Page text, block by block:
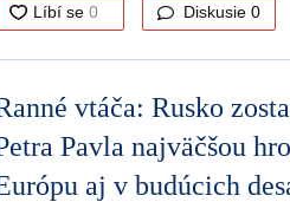
Diskusie 0
vtáča: Rusko
Pavla najväčšou
aj v budúcich